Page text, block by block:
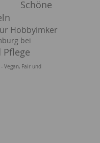
Schöne
Hobbyimker
bei
Vegan, Fair und